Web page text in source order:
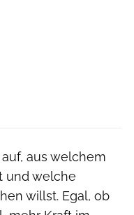
aus welchem
und welche
willst. Egal, ob